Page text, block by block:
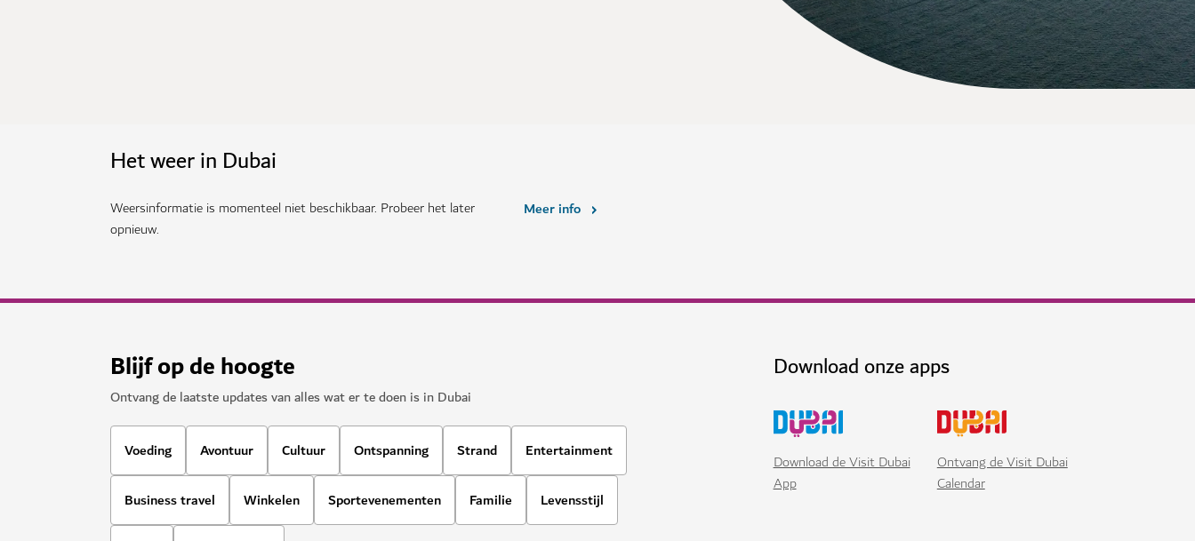
Het weer in Dubai
Weersinformatie is momenteel niet beschikbaar. Probeer het later
opnieuw.
Meer info
Blijf op de hoogte
Ontvang de laatste updates van alles wat er te doen is in Dubai
Voeding Avontuur Cultuur Ontspanning Strand Entertainment
Business travel Winkelen Sportevenementen Familie Levensstijl
Download onze apps
Download de Visit Dubai
App
Ontvang de Visit Dubai
Calendar